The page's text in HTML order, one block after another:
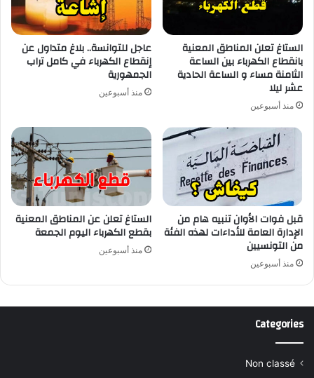
الستاغ تعلن المناطق المعنية
بانقطاع الكهرباء بين الساعة
الثامنة مساء و الساعة الحادية
عشر ليلا
منذ أسبوعين
عاجل للتوانسة.. بلاغ متداول عن
إنقطاع الكهرباء في كامل تراب
الجمهورية
منذ أسبوعين
قبل فوات الأوان تنبيه هام من
الإدارة العامة للأداءات لهذه الفئة
من التونسيين
منذ أسبوعين
الستاغ تعلن عن المناطق المعنية
بقطع الكهرباء اليوم الجمعة
منذ أسبوعين
Categories
Non classé